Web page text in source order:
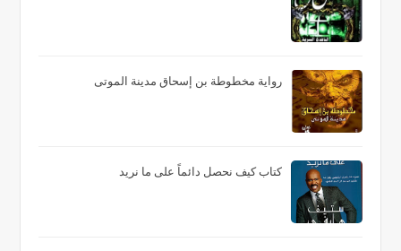
رواية مخطوطة بن إسحاق مدينة الموتى
كتاب كيف نحصل دائماً على ما نريد